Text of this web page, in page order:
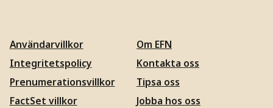
Användarvillkor
Integritetspolicy
Prenumerationsvillkor
FactSet villkor
Om EFN
Kontakta oss
Tipsa oss
Jobba hos oss